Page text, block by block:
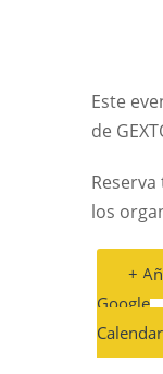
Este
de
los
+
Google
Calendar